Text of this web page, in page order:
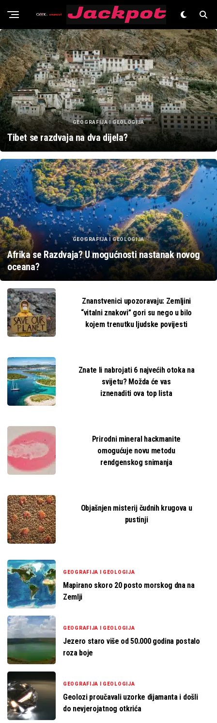
Znanost
GEOGRAFIJA I GEOLOGIJA
Tibet se razdvaja na dva dijela?
GEOGRAFIJA I GEOLOGIJA
Afrika se Razdvaja? U mogućnosti nastanak novog
oceana?
Znanstvenici upozoravaju: Zemljini
“vitalni znakovi” gori su nego u bilo
kojem trenutku ljudske povijesti
Znate li nabrojati 6 najvećih otoka na
svijetu? Možda će vas
iznenaditi ova top lista
Prirodni mineral hackmanite
omogućuje novu metodu
rendgenskog snimanja
Objašnjen misterij čudnih krugova u
pustinji
GEOGRAFIJA I GEOLOGIJA
Mapirano skoro 20 posto morskog dna na
Zemlji
GEOGRAFIJA I GEOLOGIJA
Jezero staro više od 50.000 godina postalo
roza boje
GEOGRAFIJA I GEOLOGIJA
Geolozi proučavali uzorke dijamanta i došli
do nevjerojatnog otkrića